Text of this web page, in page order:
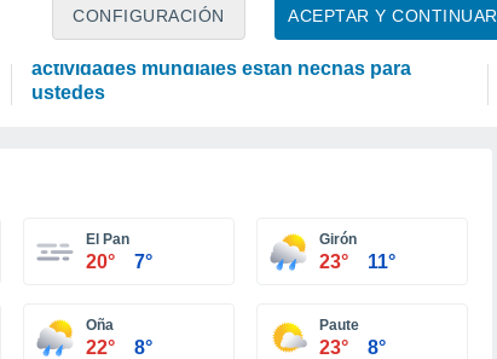
ACEPTAR Y CONTINUAR
CONFIGURACIÓN
OCIO
Amantes de las emociones fuertes: estas
actividades mundiales están hechas para
ustedes
El Pan
20° 7°
Girón
23° 11°
Oña
22° 8°
Paute
23° 8°